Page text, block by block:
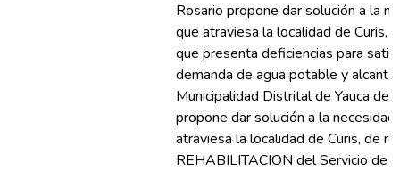
Rosario propone dar solución a la
que atraviesa la localidad de Curis,
que presenta deficiencias para
demanda de agua potable y
Municipalidad Distrital de Yauca del
propone dar solución a la necesidad
atraviesa la localidad de Curis, de
REHABILITACION del Servicio de